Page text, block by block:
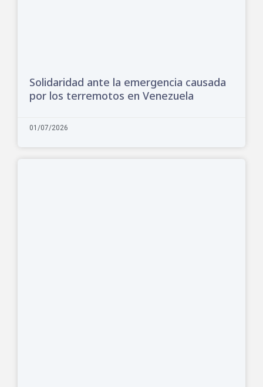
Solidaridad ante la emergencia causada
por los terremotos en Venezuela
01/07/2026